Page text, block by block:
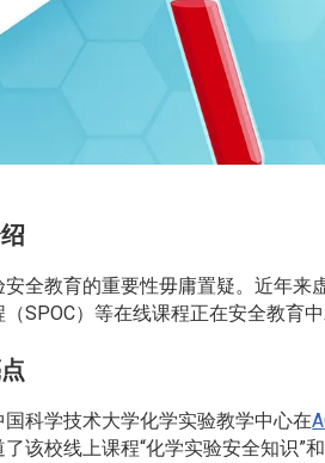
安全教育的重要性毋庸置疑。近年来
SPOC）等在线课程正在安全教育中
国科学技术大学化学实验教学中心在
该校线上课程“化学实验安全知识”